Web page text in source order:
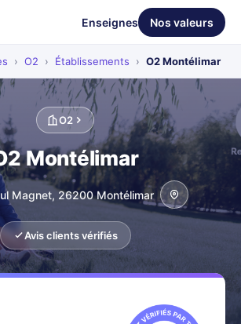
Enseignes Nos valeurs
› O2 › Établissements › O2 Montélimar
O2
Montélimar
Magnet, 26200 Montélimar
Avis clients vérifiés